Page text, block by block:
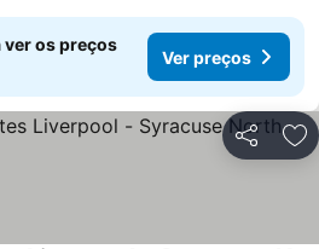
ver os preços
Ver preços
Partilhar